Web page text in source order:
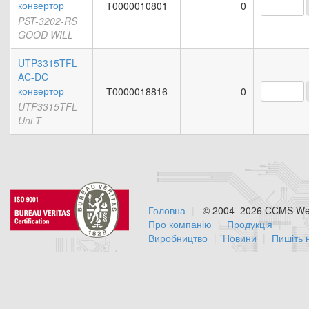
конвертор
PST-3202-RS
GOOD WILL
Т0000010801 0
UTP3315TFL
AC-DC
конвертор
UTP3315TFL
Uni-T
Т0000018816 0
© 2004–2026 CCMS
Головна
Про компанію
Продукція
Виробництво
Новини Пишіть